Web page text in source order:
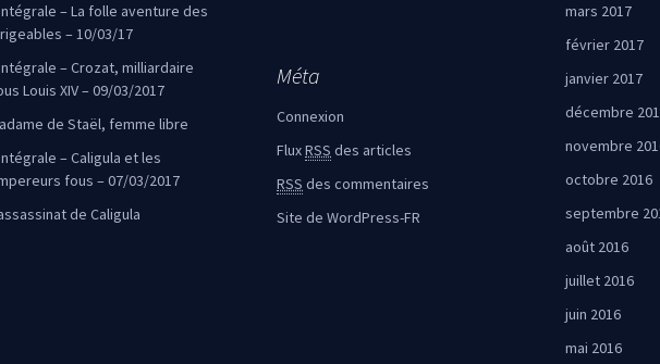
– La folle aventure des
– 10/03/17
– Crozat, milliardaire
Louis XIV – 09/03/2017
de Staël, femme libre
– Caligula et les
fous – 07/03/2017
de Caligula
mars 2017
février 2017
janvier 2017
décembre
novembre
octobre 2016
septembre
août 2016
juillet 2016
juin 2016
mai 2016
Méta
Connexion
FluxRSS des articles
RSS des commentaires
Site de WordPress-FR